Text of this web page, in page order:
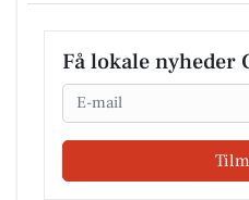
Få lokale nyheder
Email